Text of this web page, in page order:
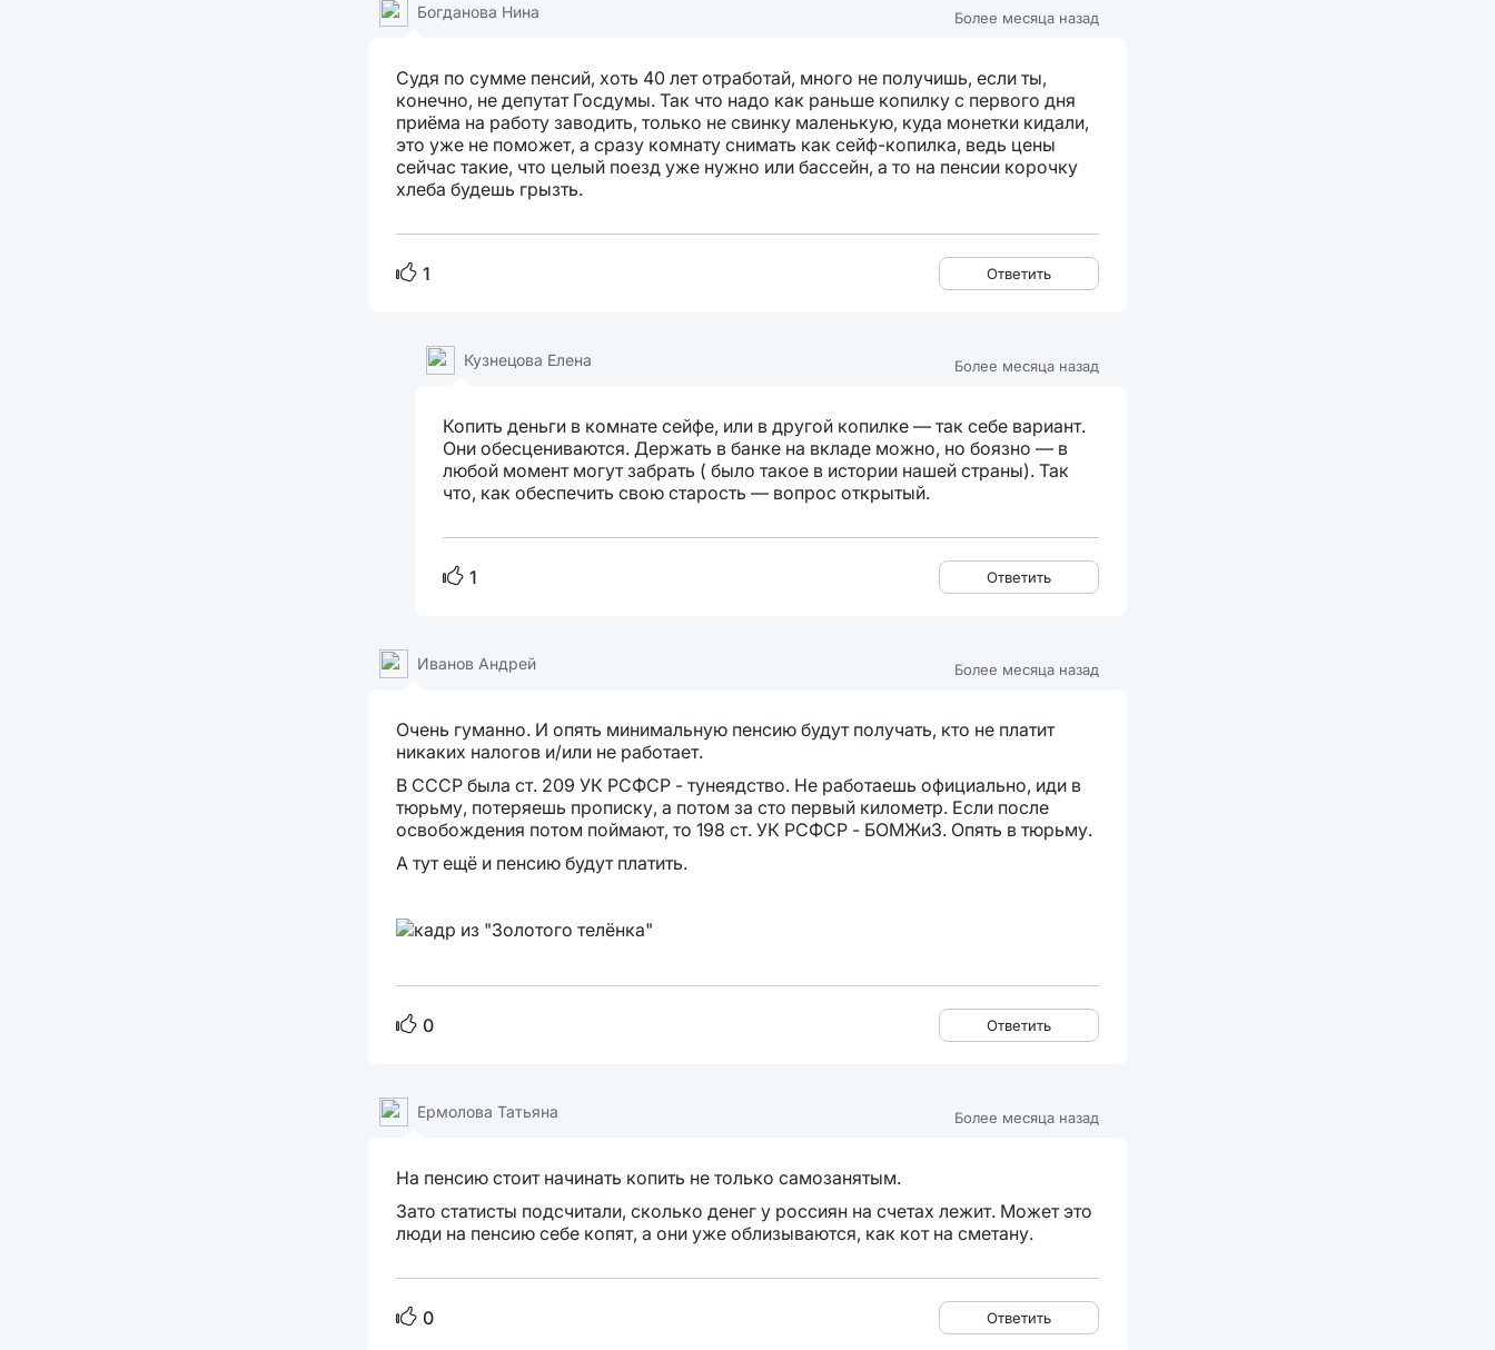
Более месяца назад
Богданова Нина
Судя по сумме пенсий, хоть 40 лет отработай, много не получишь, если ты,
конечно, не депутат Госдумы. Так что надо как раньше копилку с первого дня
приёма на работу заводить, только не свинку маленькую, куда монетки кидали,
это уже не поможет, а сразу комнату снимать как сейф-копилка, ведь цены
сейчас такие, что целый поезд уже нужно или бассейн, а то на пенсии корочку
хлеба будешь грызть.
1 Ответить
Более месяца назад
Кузнецова Елена
Копить деньги в комнате сейфе, или в другой копилке — так себе вариант.
Они обесцениваются. Держать в банке на вкладе можно, но боязно — в
любой момент могут забрать ( было такое в истории нашей страны). Так
что, как обеспечить свою старость — вопрос открытый.
1 Ответить
Более месяца назад
Иванов Андрей
Очень гуманно. И опять минимальную пенсию будут получать, кто не платит
никаких налогов и/или не работает.
В СССР была ст. 209 УК РСФСР - тунеядство. Не работаешь официально, иди в
тюрьму, потеряешь прописку, а потом за сто первый километр. Если после
освобождения потом поймают, то 198 ст. УК РСФСР - БОМЖиЗ. Опять в тюрьму.
А тут ещё и пенсию будут платить.
0 Ответить
Более месяца назад
Ермолова Татьяна
На пенсию стоит начинать копить не только самозанятым.
Зато статисты подсчитали, сколько денег у россиян на счетах лежит. Может это
люди на пенсию себе копят, а они уже облизываются, как кот на сметану.
0 Ответить